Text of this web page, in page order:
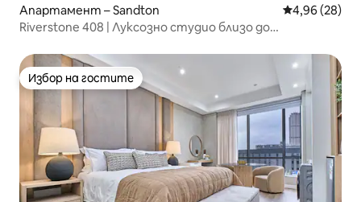
Апартамент – Sandton Средна
4,96 (28)
Riverstone 408 | Луксозно студио близо до
Избор на гостите
Избор на гостите